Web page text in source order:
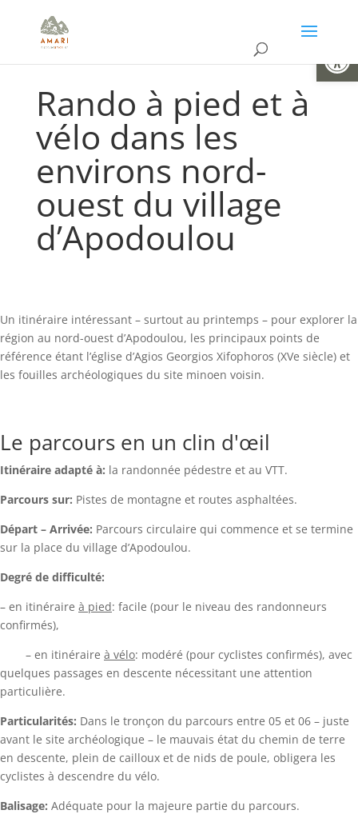
Rando à pied et à
vélo dans les
environs nord-
ouest du village
d’Apodoulou
Un itinéraire intéressant – surtout au printemps – pour explorer la
région au nord-ouest d’Apodoulou, les principaux points de
référence étant l’église d’Agios Georgios Xifophoros (XVe siècle) et
les fouilles archéologiques du site minoen voisin.
Le parcours en un clin d'œil
Itinéraire adapté à: la randonnée pédestre et au VTT.
Parcours sur: Pistes de montagne et routes asphaltées.
Départ – Arrivée: Parcours circulaire qui commence et se termine
sur la place du village d’Apodoulou.
Degré de difficulté:
– en itinéraire à pied: facile (pour le niveau des randonneurs
confirmés),
– en itinéraire à vélo: modéré (pour cyclistes confirmés), avec
quelques passages en descente nécessitant une attention
particulière.
Particularités: Dans le tronçon du parcours entre 05 et 06 – juste
avant le site archéologique – le mauvais état du chemin de terre
en descente, plein de cailloux et de nids de poule, obligera les
cyclistes à descendre du vélo.
Balisage: Adéquate pour la majeure partie du parcours.